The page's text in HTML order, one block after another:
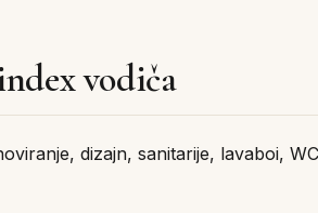
vodiča
dizajn, sanitarije, lavaboi,